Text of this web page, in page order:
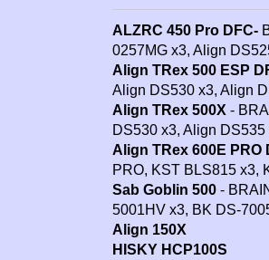
ALZRC 450 Pro DFC-
0257MG x3, Align
Align TRex 500 ESP
Align DS530 x3, Align
Align TRex 500X -
DS530 x3, Align DS535
Align TRex 600E PRO
PRO, KST BLS815 x3,
Sab Goblin 500-
5001HV x3, BK DS-
Align 150X
HISKY HCP100S